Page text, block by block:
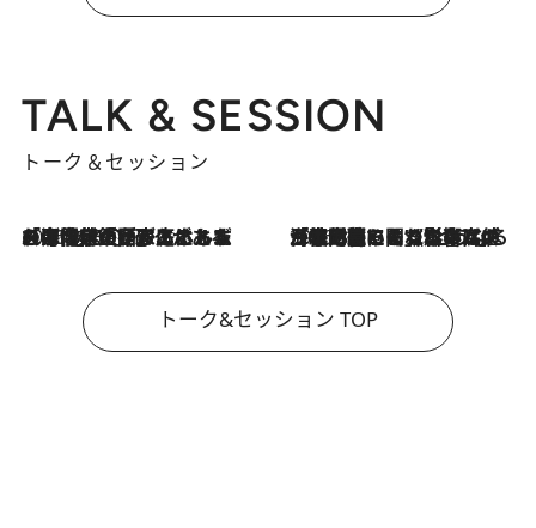
TALK & SESSION
トーク＆セッション
2026.8.3
「今後値上げがあるとすれば…」「リスクがあるのは今年の冬」エネルギー専門家が語る、ホルムズ海峡封鎖が家庭にもたらす“ある心配” 2026.8.3
「住宅建てられない…」「サーチャージ料の高値が続いている」ホルムズ海峡封鎖による影響はいつまで続く？《エネルギー専門家に聞く“どうなる日本の暮らし”》
トーク&セッション TOP